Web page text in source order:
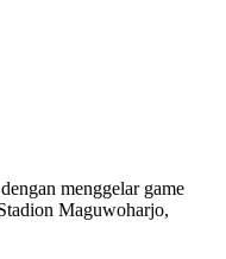
menggelar game
Maguwoharjo,